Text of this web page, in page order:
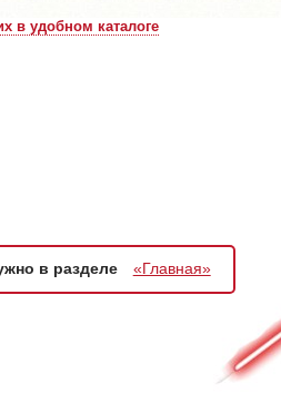
в удобном каталоге
в разделе «Главная»